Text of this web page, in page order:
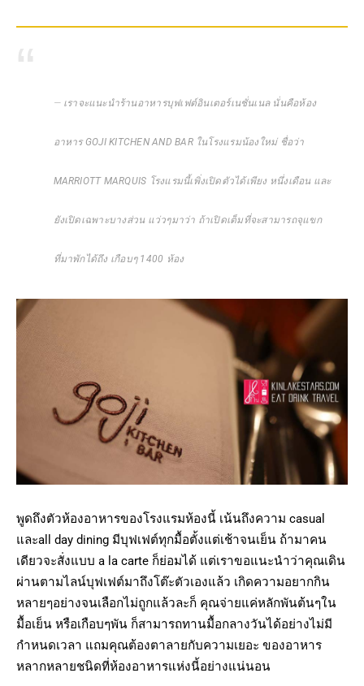
เราจะแนะนำร้านอาหารบุฟเฟต์อินเตอร์เนชั่นเนล นั่นคือห้อง
อาหาร GOJI KITCHEN AND BAR ในโรงแรมน้องใหม่ ชื่อว่า
MARRIOTT MARQUIS โรงแรมนี้เพิ่งเปิดตัวได้เพียง หนึ่งเดือน และ
ยังเปิดเฉพาะบางส่วน แว่วๆมาว่า ถ้าเปิดเต็มที่จะสามารถจุแขก
ที่มาพักได้ถึง เกือบๆ 1400 ห้อง
พูดถึงตัวห้องอาหารของโรงแรมห้องนี้ เน้นถึงความ casual
และall day dining มีบุฟเฟต์ทุกมื้อตั้งแต่เช้าจนเย็น ถ้ามาคน
เดียวจะสั่งแบบ a la carte ก็ย่อมได้ แต่เราขอแนะนำว่าคุณเดิน
ผ่านตามไลน์บุฟเฟต์มาถึงโต๊ะตัวเองแล้ว เกิดความอยากกิน
หลายๆอย่างจนเลือกไม่ถูกแล้วละก็ คุณจ่ายแค่หลักพันต้นๆใน
มื้อเย็น หรือเกือบๆพัน ก็สามารถทานมื้อกลางวันได้อย่างไม่มี
กำหนดเวลา แถมคุณต้องตาลายกับความเยอะ ของอาหาร
หลากหลายชนิดที่ห้องอาหารแห่งนี้อย่างแน่นอน